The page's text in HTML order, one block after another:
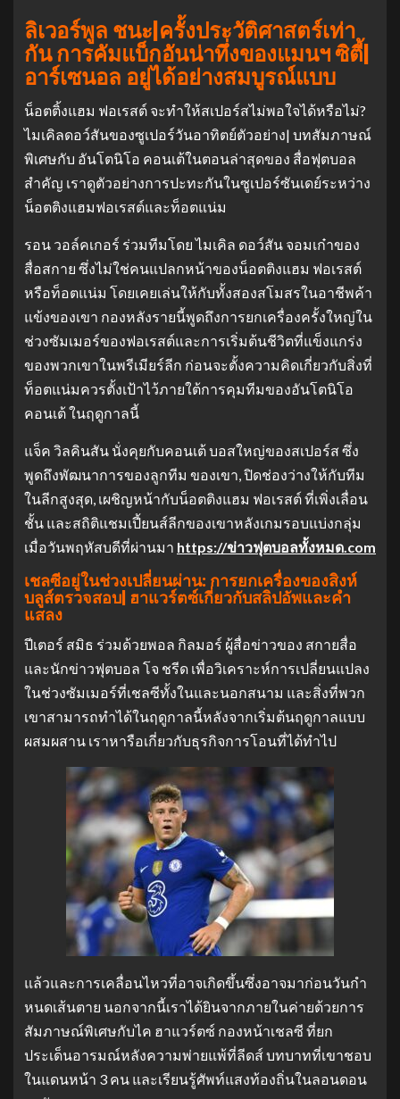
ลิเวอร์พูล ชนะ|ครั้งประวัติศาสตร์เท่า
กัน การคัมแบ็กอันน่าทึ่งของแมนฯ ซิตี้|
อาร์เซนอล อยู่ได้อย่างสมบูรณ์แบบ
น็อตติ้งแฮม ฟอเรสต์ จะทําให้สเปอร์สไม่พอใจได้หรือไม่?
ไมเคิลดอว์สันของซูเปอร์วันอาทิตย์ตัวอย่าง| บทสัมภาษณ์
พิเศษกับ อันโตนิโอ คอนเต้ในตอนล่าสุดของ สื่อฟุตบอล
สำคัญ เราดูตัวอย่างการปะทะกันในซูเปอร์ซันเดย์ระหว่าง
น็อตติงแฮมฟอเรสต์และท็อตแน่ม
รอน วอล์คเกอร์ ร่วมทีมโดย ไมเคิล ดอว์สัน จอมเก๋าของ
สื่อสกาย ซึ่งไม่ใช่คนแปลกหน้าของน็อตติงแฮม ฟอเรสต์
หรือท็อตแน่ม โดยเคยเล่นให้กับทั้งสองสโมสรในอาชีพค้า
แข้งของเขา กองหลังรายนี้พูดถึงการยกเครื่องครั้งใหญ่ใน
ช่วงซัมเมอร์ของฟอเรสต์และการเริ่มต้นชีวิตที่แข็งแกร่ง
ของพวกเขาในพรีเมียร์ลีก ก่อนจะตั้งความคิดเกี่ยวกับสิ่งที่
ท็อตแน่มควรตั้งเป้าไว้ภายใต้การคุมทีมของอันโตนิโอ
คอนเต้ ในฤดูกาลนี้
แจ็ค วิลคินสัน นั่งคุยกับคอนเต้ บอสใหญ่ของสเปอร์ส ซึ่ง
พูดถึงพัฒนาการของลูกทีม ของเขา, ปิดช่องว่างให้กับทีม
ในลีกสูงสุด, เผชิญหน้ากับน็อตติงแฮม ฟอเรสต์ ที่เพิ่งเลื่อน
ชั้น และสถิติแชมเปี้ยนส์ลีกของเขาหลังเกมรอบแบ่งกลุ่ม
เมื่อวันพฤหัสบดีที่ผ่านมา https://ข่าวฟุตบอลทั้งหมด.com
เชลซีอยู่ในช่วงเปลี่ยนผ่าน: การยกเครื่องของสิงห์
บลูส์ตรวจสอบ| ฮาแวร์ตซ์เกี่ยวกับสลิปอัพและคํา
แสลง
ปีเตอร์ สมิธ ร่วมด้วยพอล กิลมอร์ ผู้สื่อข่าวของ สกายสื่อ
และนักข่าวฟุตบอล โจ ชรีด เพื่อวิเคราะห์การเปลี่ยนแปลง
ในช่วงซัมเมอร์ที่เชลซีทั้งในและนอกสนาม และสิ่งที่พวก
เขาสามารถทําได้ในฤดูกาลนี้หลังจากเริ่มต้นฤดูกาลแบบ
ผสมผสาน เราหารือเกี่ยวกับธุรกิจการโอนที่ได้ทําไป
แล้วและการเคลื่อนไหวที่อาจเกิดขึ้นซึ่งอาจมาก่อนวันกํา
หนดเส้นตาย นอกจากนี้เราได้ยินจากภายในค่ายด้วยการ
สัมภาษณ์พิเศษกับไค ฮาแวร์ตซ์ กองหน้าเชลซี ที่ยก
ประเด็นอารมณ์หลังความพ่ายแพ้ที่ลีดส์ บทบาทที่เขาชอบ
ในแดนหน้า 3 คน และเรียนรู้ศัพท์แสงท้องถิ่นในลอนดอน